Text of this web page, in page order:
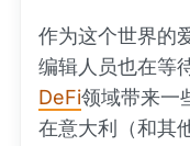
作为这个世界的
编辑人员也在等
DeFi领域带来一
在意大利（和其